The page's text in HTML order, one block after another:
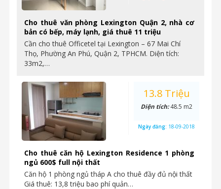
Cho thuê văn phòng Lexington Quận 2, nhà cơ
bản có bếp, máy lạnh, giá thuê 11 triệu
Cần cho thuê Officetel tại Lexington – 67 Mai Chí
Thọ, Phường An Phú, Quận 2, TPHCM. Diện tích:
33m2,…
Cho thuê căn hộ Lexington Residence 1 phòng
ngủ 600$ full nội thất
Căn hộ 1 phòng ngủ tháp A cho thuê đầy đủ nội thất
Giá thuê: 13,8 triệu bao phí quản…
13.8 Triệu
Diện tích:48.5 m2
Ngày đăng: 18-09-2018